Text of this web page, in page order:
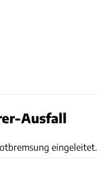
Ausfall
eingeleitet.